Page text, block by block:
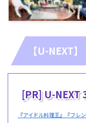
【U-NEXT】
[PR] U-NEXT
『アイドル料理王』『フレ